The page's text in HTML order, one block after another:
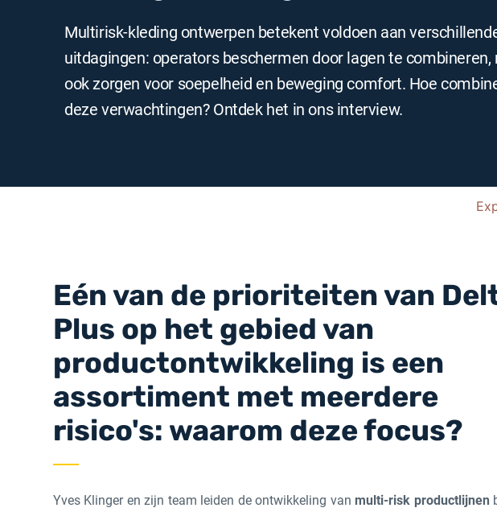
Multirisk-kleding ontwerpen betekent voldoen aan
uitdagingen: operators beschermen door lagen te combineren,
ook zorgen voor soepelheid en beweging comfort. Hoe
deze verwachtingen? Ontdek het in ons interview.
Eén van de prioriteiten van
Plus op het gebied van
productontwikkeling is een
assortiment met meerdere
risico's: waarom deze focus?
Yves Klinger en zijn team leiden de ontwikkeling van multi-risk productlijnen